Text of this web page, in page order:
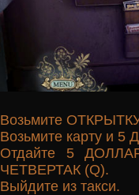
Возьмите
Возьмите карту и
Отдайте 5
ЧЕТВЕРТАК (Q).
Выйдите из такси.